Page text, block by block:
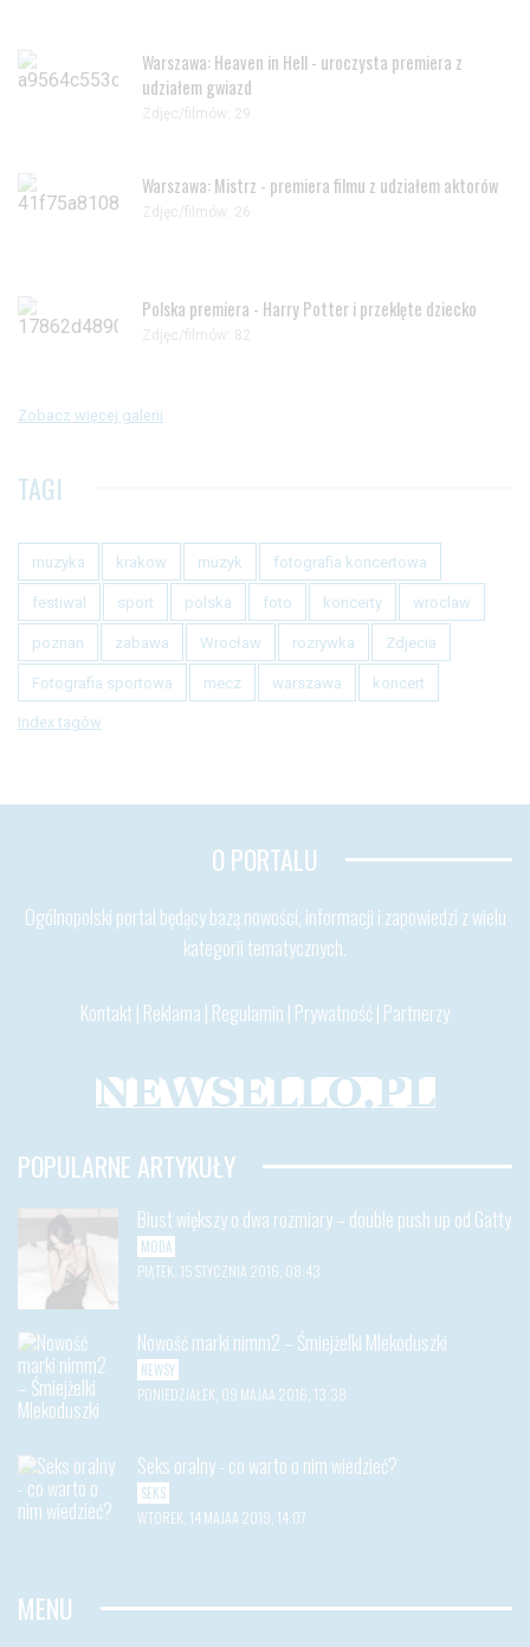
Warszawa: Heaven in Hell - uroczysta premiera z
udziałem gwiazd
Zdjęc/filmów: 29
Warszawa: Mistrz - premiera filmu z udziałem aktorów
Zdjęc/filmów: 26
Polska premiera - Harry Potter i przeklęte dziecko
Zdjęc/filmów: 82
Zobacz więcej galerii
TAGI
muzyka krakow muzyk fotografia koncertowa
festiwal sport polska foto koncerty wroclaw
poznan zabawa Wrocław rozrywka Zdjecia
Fotografia sportowa mecz warszawa koncert
Index tagów
O PORTALU
Ogólnopolski portal będący bazą nowości, informacji i zapowiedzi z wielu
kategorii tematycznych.
Kontakt | Reklama | Regulamin | Prywatność| Partnerzy
POPULARNE ARTYKUŁY
Biust większy o dwa rozmiary – double push up od Gatty
MODA
PIĄTEK, 15 STYCZNIA 2016, 08:43
Nowość marki nimm2 – Śmiejżelki Mlekoduszki
NEWSY
PONIEDZIAŁEK, 09 MAJAA 2016, 13:38
Seks oralny - co warto o nim wiedzieć?
SEKS
WTOREK, 14 MAJAA 2019, 14:07
MENU